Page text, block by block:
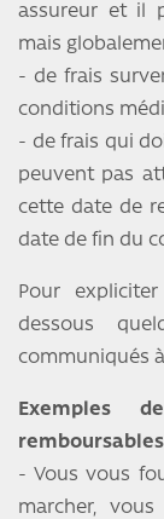
assureur et il
mais
- de frais
conditions
- de frais qui
peuvent pas
cette date de
date de fin du
Pour
dessous
communiqués
Exemples
- Vous vous
marcher,